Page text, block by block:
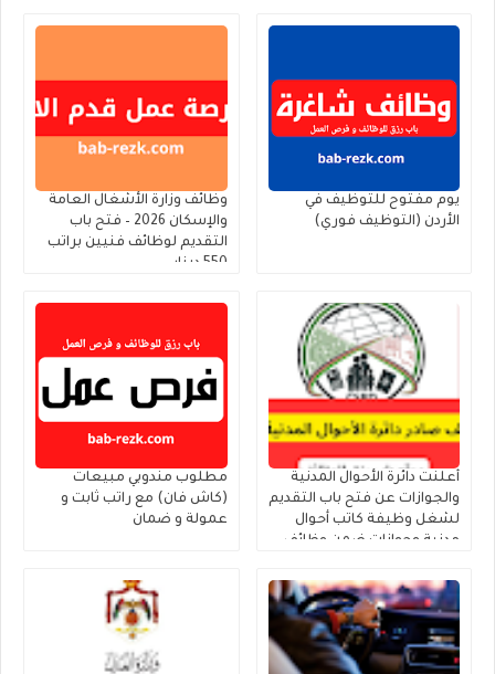
يوم مفتوح للتوظيف في
الأردن (التوظيف فوري)
وظائف وزارة الأشغال العامة
والإسكان 2026 – فتح باب
التقديم لوظائف فنيين براتب
550 دينار
أعلنت دائرة الأحوال المدنية
والجوازات عن فتح باب التقديم
لشغل وظيفة كاتب أحوال
مدنية وجوازات ضمن وظائف
مطلوب مندوبي مبيعات
(كاش فان) مع راتب ثابت و
عمولة و ضمان